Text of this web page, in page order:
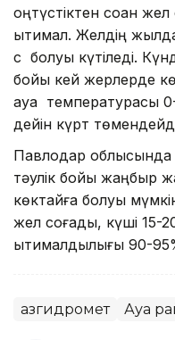
оңтүстіктен соққан
ықтимал. Желдің
с болуы күтіледі.
бойы кей жерлерде
ауа температурасы
дейін күрт
Павлодар облысында
тәулік бойы жаңбыр
көктайғақ болуы
жел соғады, күші 15-
ықтималдылығы 90-
Қазгидромет Ауа